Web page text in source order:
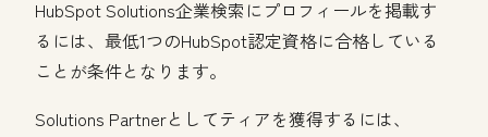
HubSpot Solutions企業検索にプロフィールを掲載す
るには、最低1つのHubSpot認定資格に合格している
ことが条件となります。
Solutions Partnerとしてティアを獲得するには、